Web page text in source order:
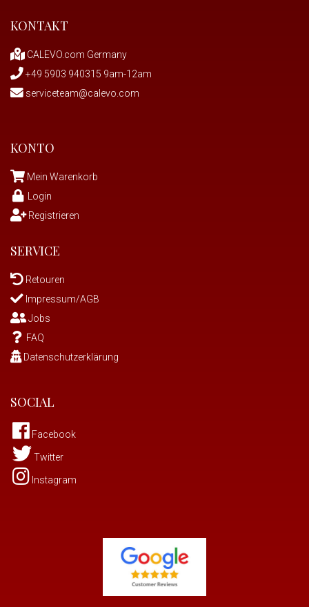
KONTAKT
CALEVO.com Germany
+49 5903 940315 9am-12am
serviceteam@calevo.com
KONTO
Mein Warenkorb
Login
Registrieren
SERVICE
Retouren
Impressum/AGB
Jobs
FAQ
Datenschutzerklärung
SOCIAL
Facebook
Twitter
Instagram